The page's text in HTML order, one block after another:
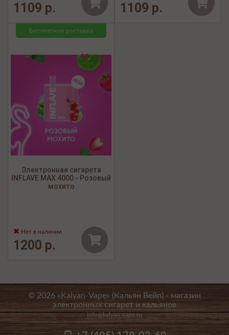
1109 р. 1109 р.
Бесплатная доставка
Электронная сигарета
INFLAVE MAX 4000 - Розовый
мохито
Нет в наличии
1200 р.
© 2026 «Kalyan-Vape» (Кальян Вейп) - магазин
электронных сигарет и кальянов
info@kalyan-vape.ru